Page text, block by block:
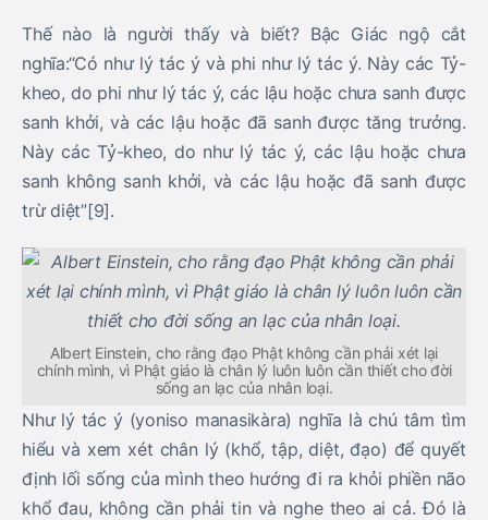
Thế nào là người thấy và biết? Bậc Giác ngộ cắt
nghĩa:“Có như lý tác ý và phi như lý tác ý. Này các Tỷ-
kheo, do phi như lý tác ý, các lậu hoặc chưa sanh được
sanh khởi, và các lậu hoặc đã sanh được tăng trưởng.
Này các Tỷ-kheo, do như lý tác ý, các lậu hoặc chưa
sanh không sanh khởi, và các lậu hoặc đã sanh được
trừ diệt”[9].
Albert Einstein, cho rằng đạo Phật không cần phải xét lại
chính mình, vì Phật giáo là chân lý luôn luôn cần thiết cho đời
sống an lạc của nhân loại.
Như lý tác ý (yoniso manasikàra) nghĩa là chú tâm tìm
hiểu và xem xét chân lý (khổ, tập, diệt, đạo) để quyết
định lối sống của mình theo hướng đi ra khỏi phiền não
khổ đau, không cần phải tin và nghe theo ai cả. Đó là